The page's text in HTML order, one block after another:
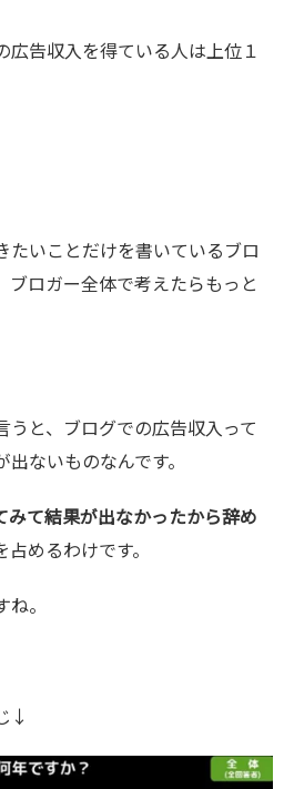
広告収入を得ている人は上位１
たいことだけを書いているブロ
ブロガー全体で考えたらもっと
うと、ブログでの広告収入って
ないものなんです。
みて結果が出なかったから辞め
めるわけです。
。
↓